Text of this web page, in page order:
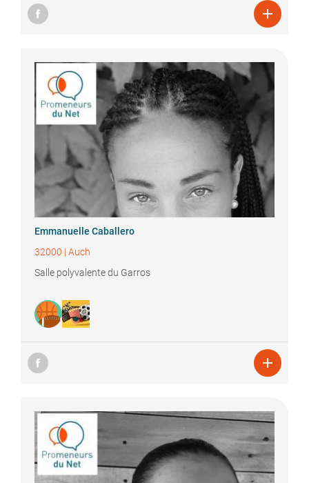

Emmanuelle Caballero
32000 | Auch
Salle polyvalente du Garros
